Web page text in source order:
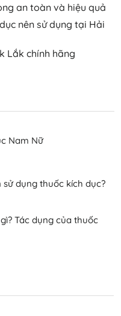
an toàn và hiệu quả
nên sử dụng tại Hải
Lắk chính hãng
Nam Nữ
sử dụng thuốc kích dục?
Tác dụng của thuốc